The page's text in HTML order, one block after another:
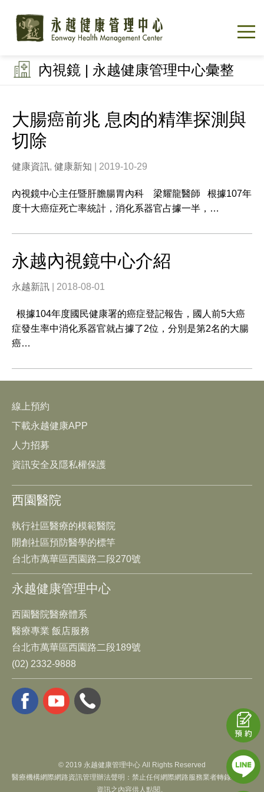
內視鏡 | 永越健康管理中心彙整
大腸癌前兆 息肉的精準探測與
切除
健康資訊, 健康新知 | 2019-10-29
內視鏡中心主任暨肝膽腸胃內科 梁耀龍醫師 根據107年
度十大癌症死亡率統計，消化系器官占據一半，…
永越內視鏡中心介紹
永越新訊 | 2018-08-01
根據104年度國民健康署的癌症登記報告，國人前5大癌
症發生率中消化系器官就占據了2位，分別是第2名的大腸
癌…
線上預約
下載永越健康APP
人力招募
資訊安全及隱私權保護
西園醫院
執行社區醫療的模範醫院
開創社區預防醫學的標竿
台北市萬華區西園路二段270號
永越健康管理中心
西園醫院醫療體系
醫療專業 飯店服務
台北市萬華區西園路二段189號
(02) 2332-9888
© 2019 永越健康管理中心 All Rights Reserved
醫療機構網際網路資訊管理辦法聲明：禁止任何網際網路服務業者轉錄本網路
資訊之內容供人點閱。